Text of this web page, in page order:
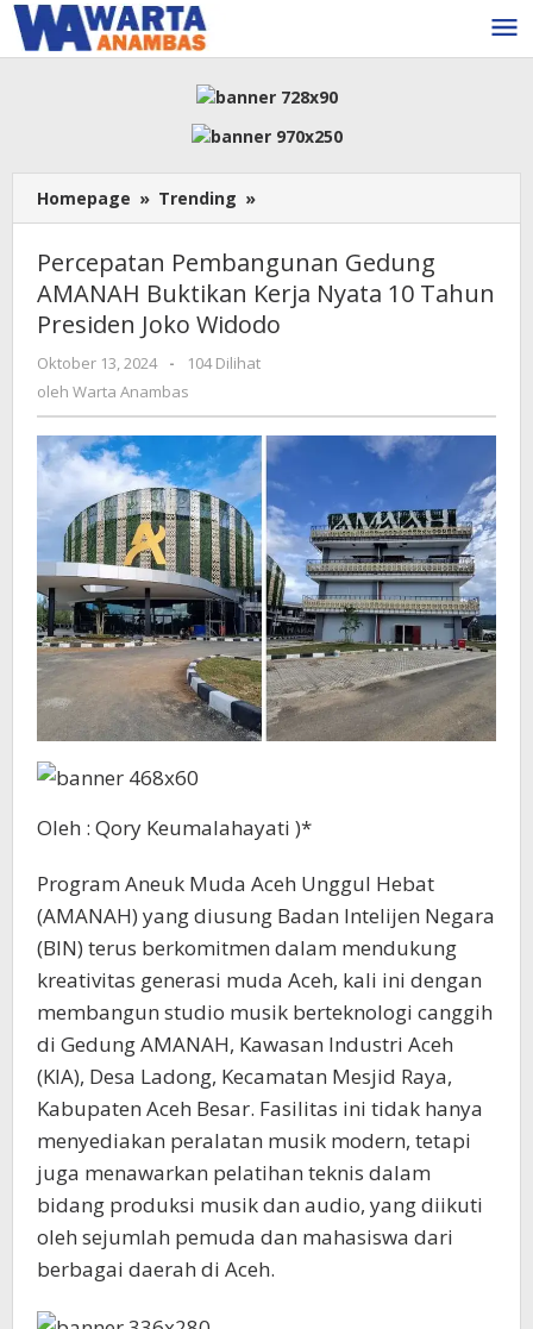
Lewati
ke
konten
Homepage » Trending »
Pembangunan
AMANAH
Buktikan
Kerja
10
Presiden
Joko
Widodo
Percepatan Pembangunan Gedung
AMANAH Buktikan Kerja Nyata 10 Tahun
Presiden Joko Widodo
Oktober 13, 2024
oleh
-
104 Dilihat
oleh Warta Anambas
Oleh : Qory Keumalahayati )*
Program Aneuk Muda Aceh Unggul Hebat
(AMANAH) yang diusung Badan Intelijen Negara
(BIN) terus berkomitmen dalam mendukung
kreativitas generasi muda Aceh, kali ini dengan
membangun studio musik berteknologi canggih
di Gedung AMANAH, Kawasan Industri Aceh
(KIA), Desa Ladong, Kecamatan Mesjid Raya,
Kabupaten Aceh Besar. Fasilitas ini tidak hanya
menyediakan peralatan musik modern, tetapi
juga menawarkan pelatihan teknis dalam
bidang produksi musik dan audio, yang diikuti
oleh sejumlah pemuda dan mahasiswa dari
berbagai daerah di Aceh.